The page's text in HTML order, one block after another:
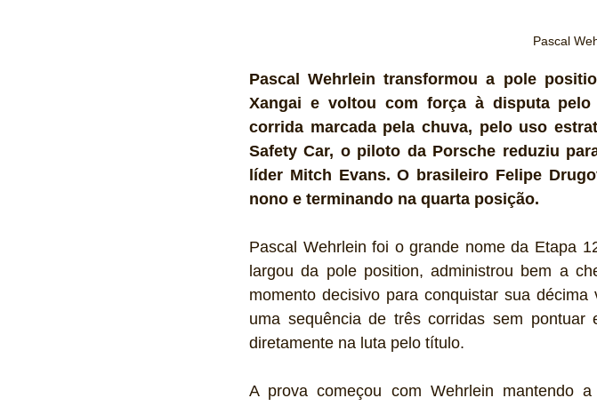
Pascal
Pascal Wehrlein transformou a pole
Xangai e voltou com força à disputa
corrida marcada pela chuva, pelo uso
Safety Car, o piloto da Porsche reduziu
líder Mitch Evans. O brasileiro Felipe
nono e terminando na quarta posição.
Pascal Wehrlein foi o grande nome da Etapa
largou da pole position, administrou bem a
momento decisivo para conquistar sua
uma sequência de três corridas sem
diretamente na luta pelo título.
A prova começou com Wehrlein mantendo